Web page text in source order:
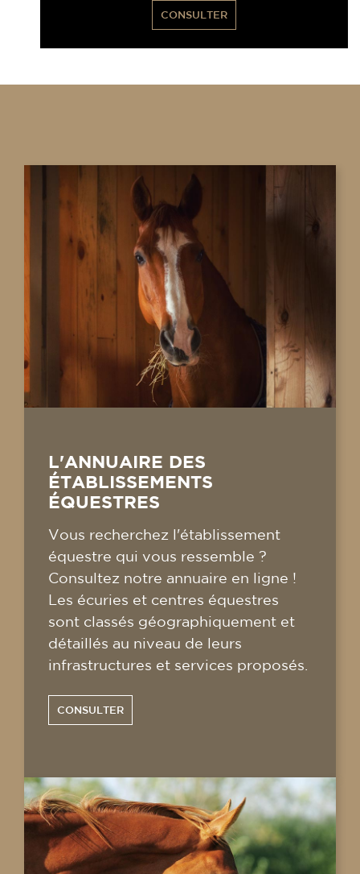
CONSULTER
L'ANNUAIRE DES
ÉTABLISSEMENTS
ÉQUESTRES
Vous recherchez l'établissement
équestre qui vous ressemble ?
Consultez notre annuaire en ligne !
Les écuries et centres équestres
sont classés géographiquement et
détaillés au niveau de leurs
infrastructures et services proposés.
CONSULTER